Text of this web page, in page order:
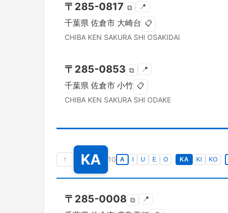
〒 285-0817 ⧉ 📍
千葉県 佐倉市 大崎台 📋
CHIBA KEN SAKURA SHI OSAKIDAI
〒 285-0853 ⧉ 📍
千葉県 佐倉市 小竹 📋
CHIBA KEN SAKURA SHI ODAKE
↑ KA 10 A U E O KA KI KO
〒 285-0008 ⧉ 📍